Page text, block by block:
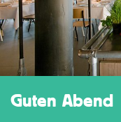
Guten Abend